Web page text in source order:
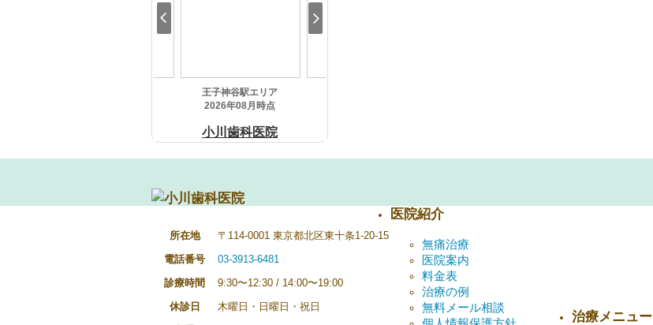
所在地
〒114-0001 東京都北区東十条1-20-15
電話番号
03-3913-6481
診療時間
9:30〜12:30 / 14:00〜19:00
休診日
木曜日・日曜日・祝日
医院紹介
無痛治療
医院案内
料金表
治療の例
無料メール相談
治療メニュー